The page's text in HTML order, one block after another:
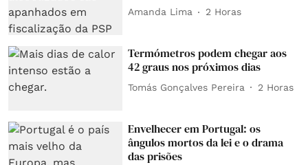
Amanda Lima 2 Horas
Termómetros podem chegar aos
42 graus nos próximos dias
Tomás Gonçalves Pereira 2 Horas
Envelhecer em Portugal: os
ângulos mortos da lei e o drama
das prisões